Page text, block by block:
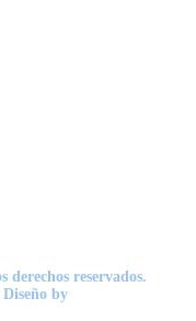
derechos reservados.
by